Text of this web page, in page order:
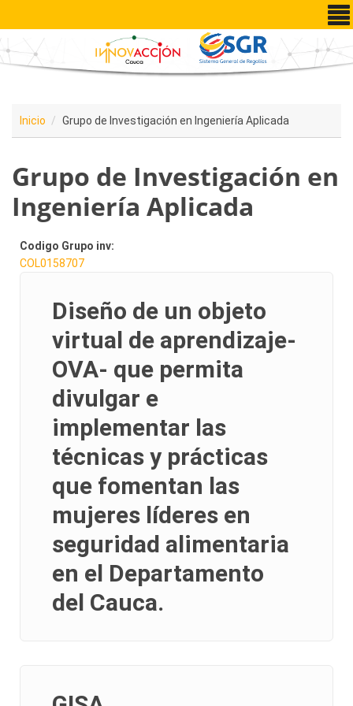
Pasar al contenido principal
Inicio Grupo de Investigación en Ingeniería Aplicada
Grupo de Investigación en
Ingeniería Aplicada
Codigo Grupo inv:
COL0158707
Diseño de un objeto
virtual de aprendizaje-
OVA- que permita
divulgar e
implementar las
técnicas y prácticas
que fomentan las
mujeres líderes en
seguridad alimentaria
en el Departamento
del Cauca.